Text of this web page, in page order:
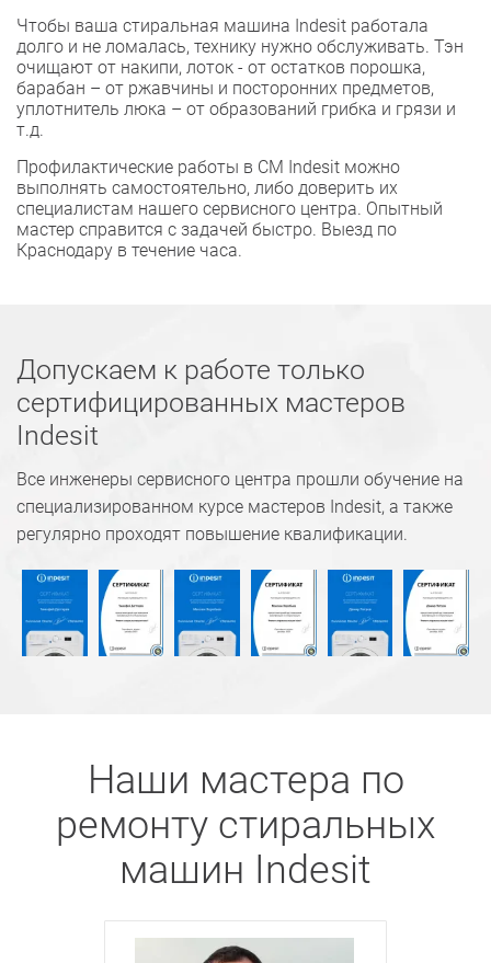
Чтобы ваша стиральная машина Indesit работала
долго и не ломалась, технику нужно обслуживать. Тэн
очищают от накипи, лоток - от остатков порошка,
барабан – от ржавчины и посторонних предметов,
уплотнитель люка – от образований грибка и грязи и
т.д.
Профилактические работы в СМ Indesit можно
выполнять самостоятельно, либо доверить их
специалистам нашего сервисного центра. Опытный
мастер справится с задачей быстро. Выезд по
Краснодару в течение часа.
Допускаем к работе только
сертифицированных мастеров
Indesit
Все инженеры сервисного центра прошли обучение на
специализированном курсе мастеров Indesit, а также
регулярно проходят повышение квалификации.
Наши мастера по
ремонту стиральных
машин Indesit